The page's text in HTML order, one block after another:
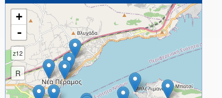
+
-
z12
R